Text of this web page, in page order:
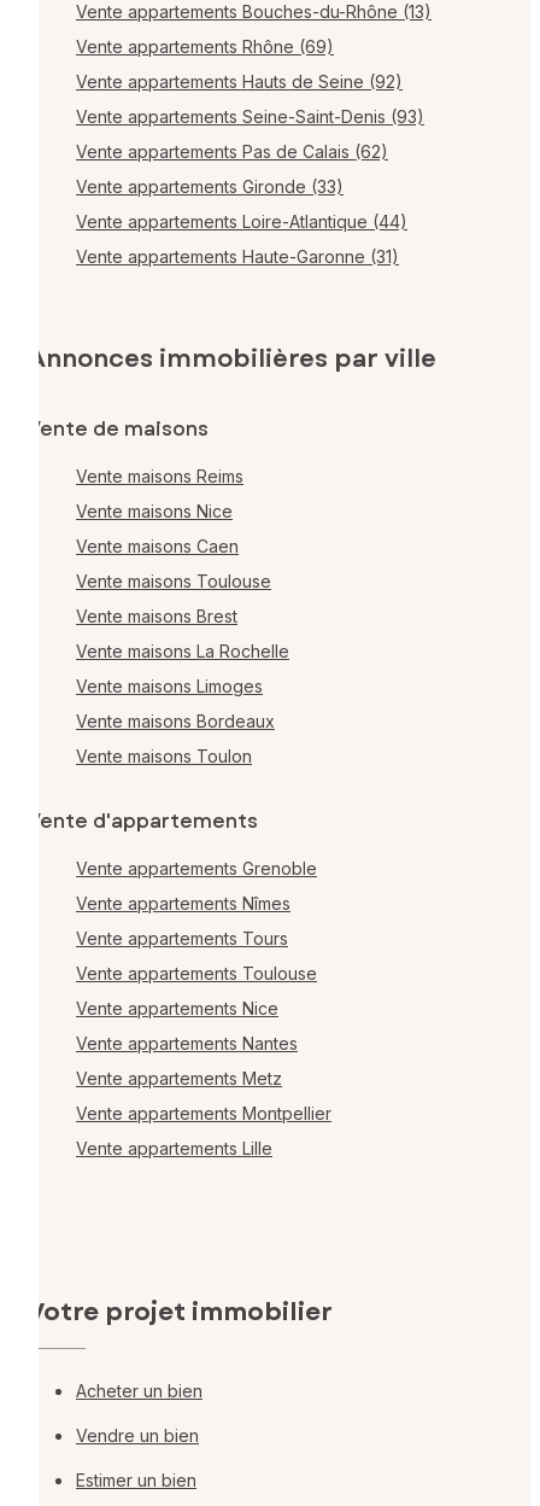
Vente appartements Bouches-du-Rhône (13)
Vente appartements Rhône (69)
Vente appartements Hauts de Seine (92)
Vente appartements Seine-Saint-Denis (93)
Vente appartements Pas de Calais (62)
Vente appartements Gironde (33)
Vente appartements Loire-Atlantique (44)
Vente appartements Haute-Garonne (31)
Annonces immobilières par ville
Vente de maisons
Vente maisons Reims
Vente maisons Nice
Vente maisons Caen
Vente maisons Toulouse
Vente maisons Brest
Vente maisons La Rochelle
Vente maisons Limoges
Vente maisons Bordeaux
Vente maisons Toulon
Vente d'appartements
Vente appartements Grenoble
Vente appartements Nîmes
Vente appartements Tours
Vente appartements Toulouse
Vente appartements Nice
Vente appartements Nantes
Vente appartements Metz
Vente appartements Montpellier
Vente appartements Lille
Votre projet immobilier
Acheter un bien
Vendre un bien
Estimer un bien